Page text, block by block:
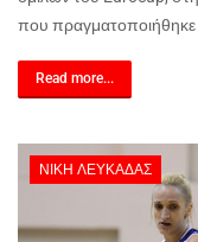
που πραγματοποιήθηκε
Read more...
ΝΊΚΗ ΛΕΥΚΆΔΑΣ